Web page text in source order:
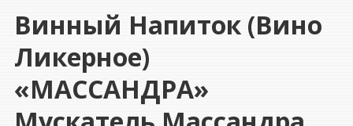
Винный Напиток (вино
Ликерное)
«МАССАНДРА»